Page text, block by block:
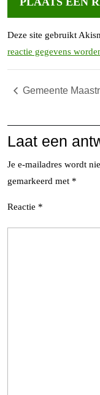
Deze site gebruikt
reactie gegevens
Gemeente
Laat een
Je e-mailadres wordt
gemarkeerd met *
Reactie *